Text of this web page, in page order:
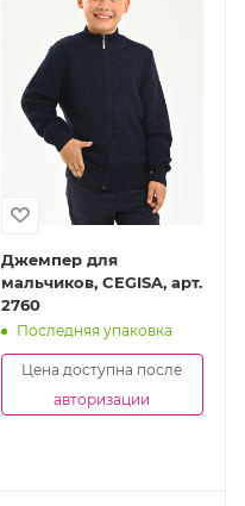
Джемпер для
мальчиков, CEGISA, арт.
2760
Последняя упаковка
Цена доступна после
авторизации